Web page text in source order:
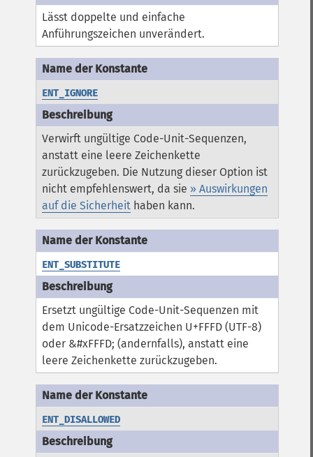
Lässt doppelte und einfache
Anführungszeichen unverändert.
ENT_IGNORE
Verwirft ungültige Code-Unit-Sequenzen,
anstatt eine leere Zeichenkette
zurückzugeben. Die Nutzung dieser Option ist
nicht empfehlenswert, da sie » Auswirkungen
auf die Sicherheit haben kann.
ENT_SUBSTITUTE
Ersetzt ungültige Code-Unit-Sequenzen mit
dem Unicode-Ersatzzeichen U+FFFD (UTF-8)
oder &#xFFFD; (andernfalls), anstatt eine
leere Zeichenkette zurückzugeben.
ENT_DISALLOWED